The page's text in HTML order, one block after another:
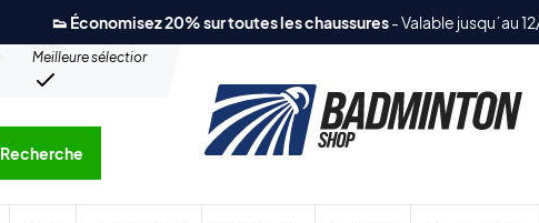
👟 Économisez 20% sur toutes les chaussures-Valable jusqu´au
Meilleure sélection
Recherche